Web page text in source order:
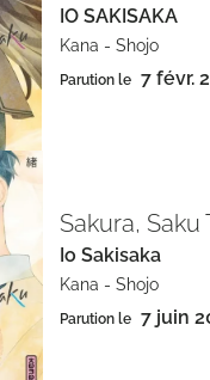
IO SAKISAKA
Kana - Shojo
Parution le 7 févr.
Sakura, Saku
Io Sakisaka
Kana - Shojo
Parution le 7 juin